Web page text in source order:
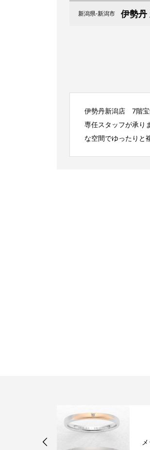
新潟県-新潟市 伊勢丹
伊勢丹新潟店 7階宝
専任スタッフが承り
な空間でゆったりと